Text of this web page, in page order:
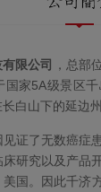
限公司
，总部
国家5A级景区
白山下的延边州
证了无数癌症
研究以及产品
国。因此千济